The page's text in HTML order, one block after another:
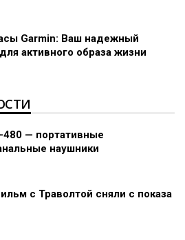
Garmin: Ваш надежный
активного образа жизни
480 — портативные
наушники
с Траволтой сняли с показа